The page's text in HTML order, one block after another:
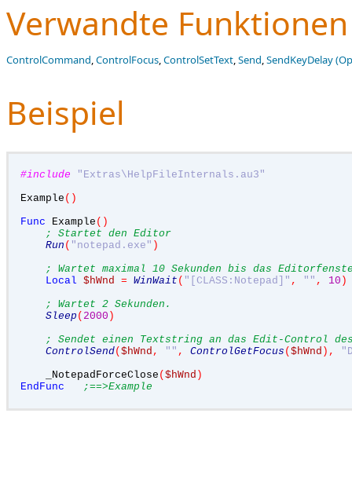
Verwandte Funktionen
ControlCommand,ControlFocus,ControlSetText,Send,SendKeyDelay
Beispiel
#include
"Extras\HelpFileInternals.au3"
Example ()
Func Example ()
; Startet den Editor
Run ( "notepad.exe" )
; Wartet maximal 10 Sekunden bis das
Local $hWnd = WinWait ( "[CLASS:Notepad]" , "" , 10 )
; Wartet 2 Sekunden.
Sleep ( 2000 )
; Sendet einen Textstring an das Edit-Control
ControlSend( $hWnd , "" , ControlGetFocus ( $hWnd ),
_NotepadForceClose ( $hWnd )
EndFunc
;==>Example